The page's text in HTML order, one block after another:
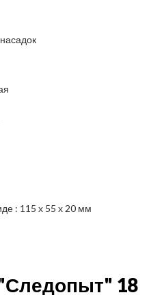
: 115 х 55 х 20 мм
18